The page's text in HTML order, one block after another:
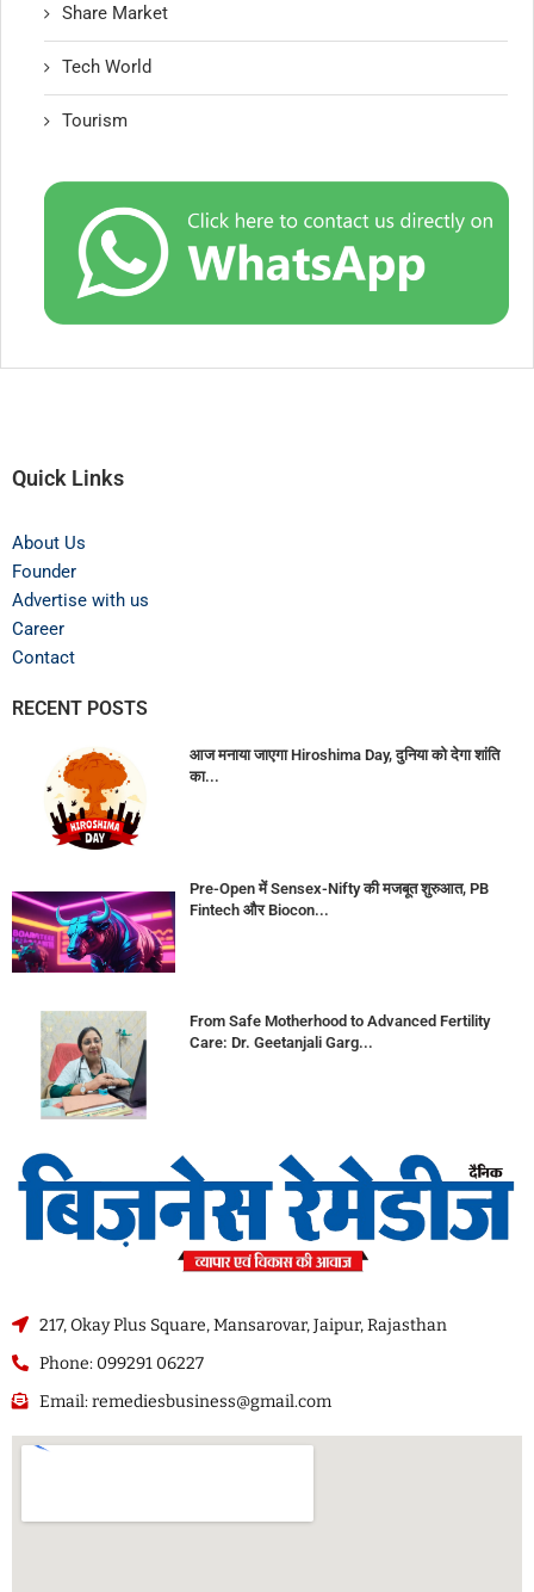
Share Market
Tech World
Tourism
Quick Links
About Us
Founder
Advertise with us
Career
Contact
RECENT POSTS
आज मनाया जाएगा Hiroshima Day, दुनिया को देगा शांति
का...
Pre-Open में Sensex-Nifty की मजबूत शुरुआत, PB
Fintech और Biocon...
From Safe Motherhood to Advanced Fertility
Care: Dr. Geetanjali Garg...
217, Okay Plus Square, Mansarovar, Jaipur, Rajasthan
Phone: 099291 06227
Email: remediesbusiness@gmail.com